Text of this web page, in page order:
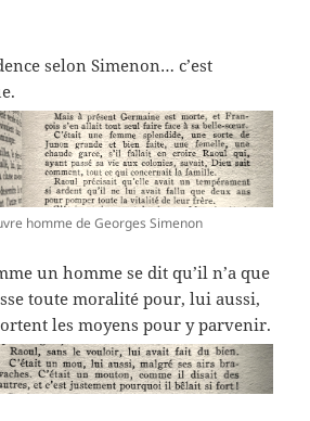
selon Simenon… c’est
homme de Georges Simenon
un homme se dit qu’il n’a que
toute moralité pour, lui aussi,
les moyens pour y parvenir.